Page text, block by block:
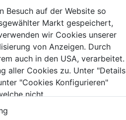
Besuch auf der Website so
Markt gespeichert,
wir Cookies unserer
von Anzeigen. Durch
auch in den USA, verarbeitet.
aller Cookies zu. Unter "Details
"Cookies Konfigurieren"
nicht.